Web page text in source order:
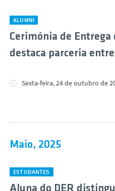
ALUMNI
Cerimónia de Entrega
destaca parceria
Sexta-feira, 24 de outubro de
Maio, 2025
ESTUDANTES